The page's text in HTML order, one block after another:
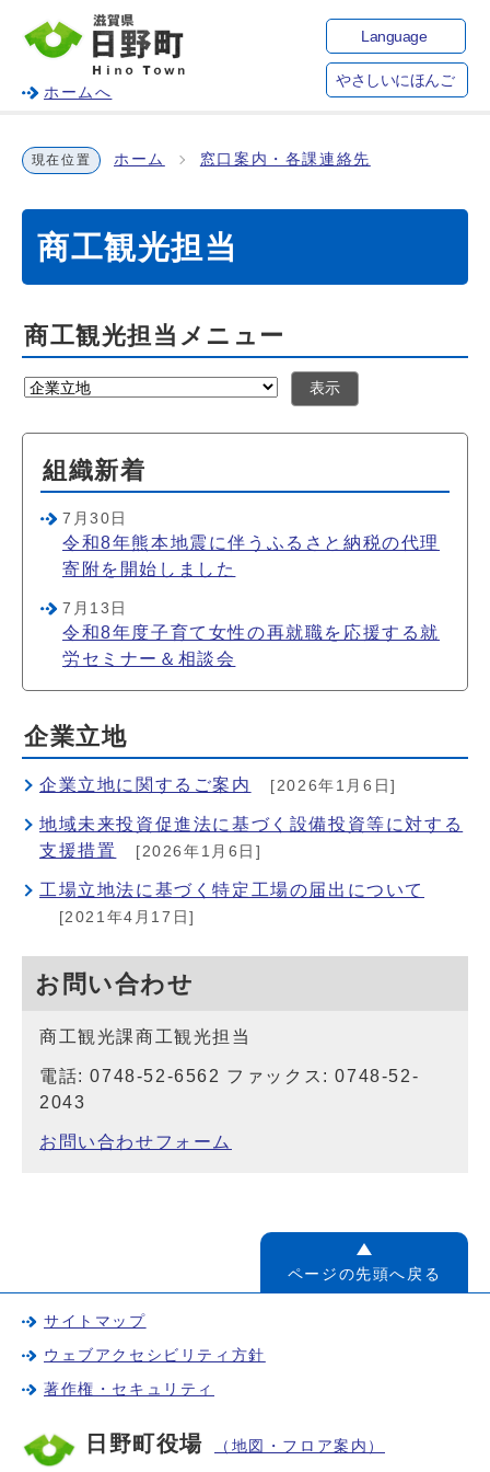
ホームへ
Language
やさしいにほんご
現在位置 ホーム 窓口案内・各課連絡先
商工観光担当
商工観光担当メニュー
表示
組織新着
7月30日
令和8年熊本地震に伴うふるさと納税の代理
寄附を開始しました
7月13日
令和8年度子育て女性の再就職を応援する就
労セミナー＆相談会
企業立地
企業立地に関するご案内 [2026年1月6日]
地域未来投資促進法に基づく設備投資等に対する
支援措置
[2026年1月6日]
工場立地法に基づく特定工場の届出について
[2021年4月17日]
お問い合わせ
商工観光課商工観光担当
電話: 0748-52-6562 ファックス: 0748-52-
2043
お問い合わせフォーム
ページの先頭へ戻る
サイトマップ
ウェブアクセシビリティ方針
著作権・セキュリティ
日野町役場 （地図・フロア案内）